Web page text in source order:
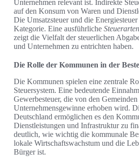
Unternehmen relevant ist. Indirekte
auf den Konsum von Waren und
Die Umsatzsteuer und die
Kategorie. Eine ausführliche
zeigt die Vielfalt der steuerlichen
und Unternehmen zu entrichten haben.
Die Rolle der Kommunen in der
Die Kommunen spielen eine zentrale
Steuersystem. Eine bedeutende
Gewerbesteuer, die von den
Unternehmensgewinne erhoben wird.
Deutschland ermöglichen es den
Dienstleistungen und Infrastruktur zu
deutlich, wie wichtig die kommunale
lokale Wirtschaftswachstum und die
Bürger ist.